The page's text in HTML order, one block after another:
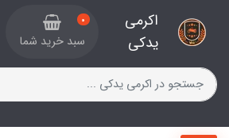
اکرمی
یدکی
0
سبد خرید شما